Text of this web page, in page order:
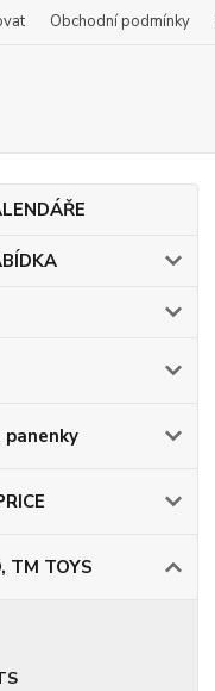
Obchodní podmínky
panenky
TM TOYS